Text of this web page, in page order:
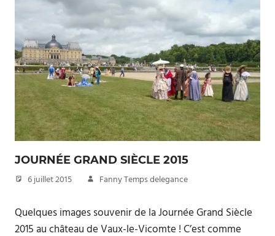
JOURNÉE GRAND SIÈCLE 2015
6 juillet 2015 Fanny Temps delegance
Quelques images souvenir de la Journée Grand Siècle
2015 au château de Vaux-le-Vicomte ! C’est comme